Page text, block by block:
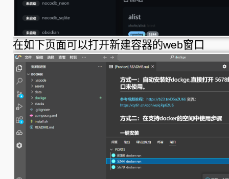
在如下页面可以打开新建容器的web窗口